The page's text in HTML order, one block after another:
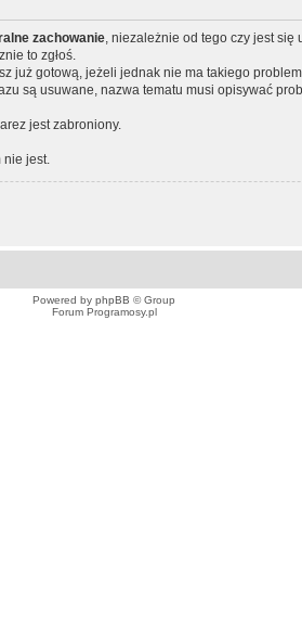
zachowanie, niezależnie od tego czy jest się
to zgłoś.
już gotową, jeżeli jednak nie ma takiego
są usuwane, nazwa tematu musi opisywać
jest zabroniony.
nie jest.
Powered by phpBB © Group
Forum Programosy.pl